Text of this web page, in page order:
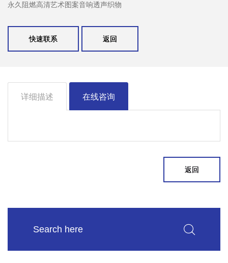
永久阻燃高清艺术图案音响透声织物
快速联系 返回
详细描述 在线咨询
返回